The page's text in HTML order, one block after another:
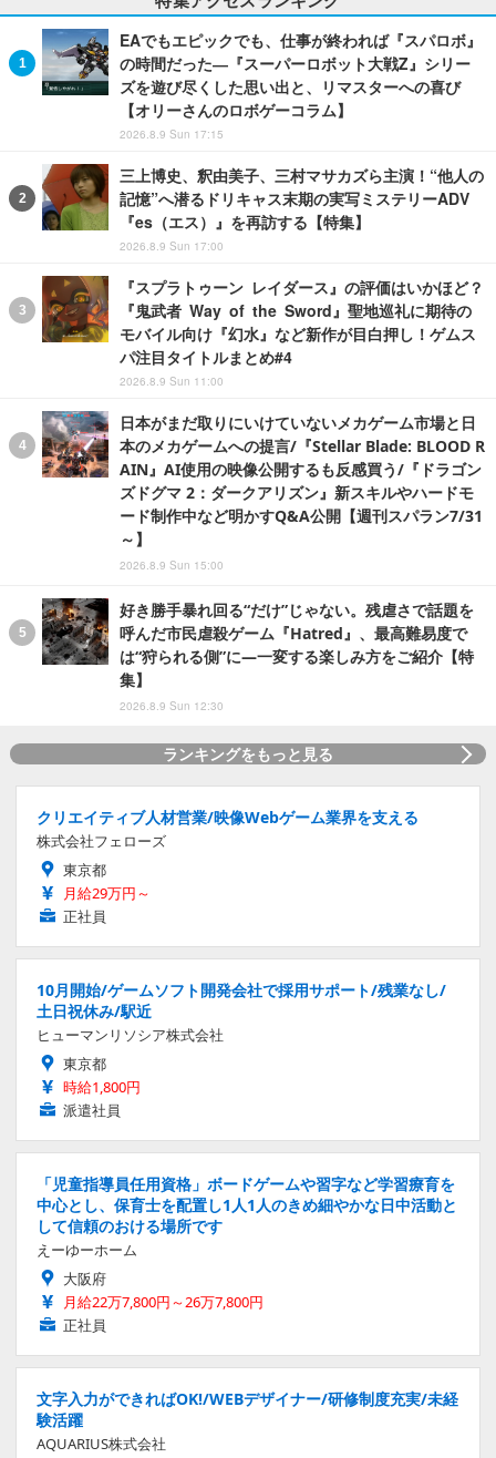
EAでもエピックでも、仕事が終われば『スパロボ』
の時間だった―『スーパーロボット大戦Z』シリー
ズを遊び尽くした思い出と、リマスターへの喜び
【オリーさんのロボゲーコラム】
2026.8.9 Sun 17:15
三上博史、釈由美子、三村マサカズら主演！“他人の
記憶”へ潜るドリキャス末期の実写ミステリーADV
『es（エス）』を再訪する【特集】
2026.8.9 Sun 17:00
『スプラトゥーン レイダース』の評価はいかほど？
『鬼武者 Way of the Sword』聖地巡礼に期待の
モバイル向け『幻水』など新作が目白押し！ゲムス
パ注目タイトルまとめ#4
2026.8.9 Sun 11:00
日本がまだ取りにいけていないメカゲーム市場と日
本のメカゲームへの提言/『Stellar Blade: BLOOD R
AIN』AI使用の映像公開するも反感買う/『ドラゴン
ズドグマ 2：ダークアリズン』新スキルやハードモ
ード制作中など明かすQ&A公開【週刊スパラン7/31
～】
2026.8.9 Sun 15:00
好き勝手暴れ回る“だけ”じゃない。残虐さで話題を
呼んだ市民虐殺ゲーム『Hatred』、最高難易度で
は“狩られる側”に―一変する楽しみ方をご紹介【特
集】
2026.8.9 Sun 12:30
ランキングをもっと見る
クリエイティブ人材営業/映像Webゲーム業界を支える
株式会社フェローズ
東京都
月給29万円～
正社員
10月開始/ゲームソフト開発会社で採用サポート/残業なし/
土日祝休み/駅近
ヒューマンリソシア株式会社
東京都
時給1,800円
派遣社員
「児童指導員任用資格」ボードゲームや習字など学習療育を
中心とし、保育士を配置し1人1人のきめ細やかな日中活動と
して信頼のおける場所です
えーゆーホーム
大阪府
月給22万7,800円～26万7,800円
正社員
文字入力ができればOK!/WEBデザイナー/研修制度充実/未経
験活躍
AQUARIUS株式会社